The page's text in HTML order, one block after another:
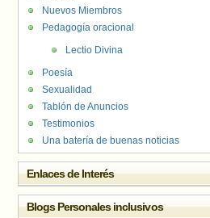
Nuevos Miembros
Pedagogía oracional
Lectio Divina
Poesía
Sexualidad
Tablón de Anuncios
Testimonios
Una batería de buenas noticias
Enlaces de Interés
Blogs Personales inclusivos